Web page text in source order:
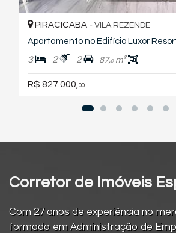
PIRACICABA -VILA REZENDE
3 2 2 87,0m²
R$ 827.000,00
Corretor de Imóveis
Com 27 anos de experiência no
formado em Administração de